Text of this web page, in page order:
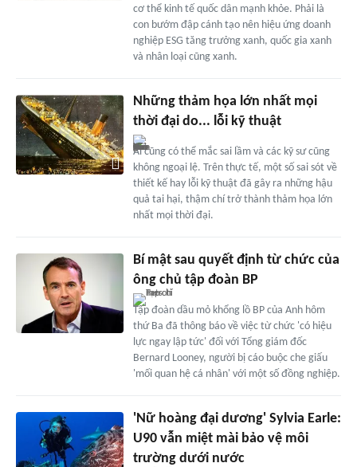
cơ thể kinh tế quốc dân mạnh khỏe. Phải là
con bướm đập cánh tạo nên hiệu ứng doanh
nghiệp ESG tăng trưởng xanh, quốc gia xanh
và nhân loại cũng xanh.
Những thảm họa lớn nhất mọi
thời đại do... lỗi kỹ thuật
Ai cũng có thể mắc sai lầm và các kỹ sư cũng
không ngoại lệ. Trên thực tế, một số sai sót về
thiết kế hay lỗi kỹ thuật đã gây ra những hậu
quả tai hại, thậm chí trở thành thảm họa lớn
nhất mọi thời đại.
Bí mật sau quyết định từ chức của
ông chủ tập đoàn BP
Tập đoàn dầu mỏ khổng lồ BP của Anh hôm
thứ Ba đã thông báo về việc từ chức 'có hiệu
lực ngay lập tức' đối với Tổng giám đốc
Bernard Looney, người bị cáo buộc che giấu
'mối quan hệ cá nhân' với một số đồng nghiệp.
'Nữ hoàng đại dương' Sylvia Earle:
U90 vẫn miệt mài bảo vệ môi
trường dưới nước